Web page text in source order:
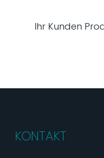
Ihr Kunden
KONTAKT